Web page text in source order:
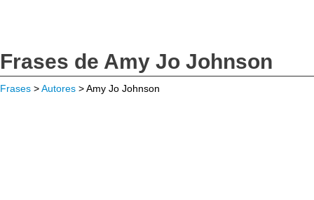
Frases de Amy Jo Johnson
Frases >Autores > Amy Jo Johnson